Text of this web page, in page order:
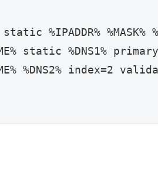
%IPADDR% %MASK%
static %DNS1%
%DNS2% index=2